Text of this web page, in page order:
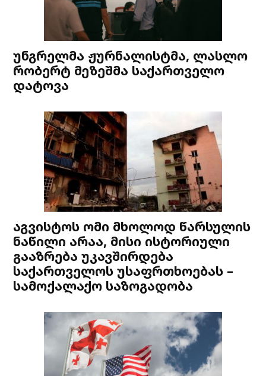
უნგრელმა ჟურნალისტმა, ლასლო
რობერტ მეზეშმა საქართველო
დატოვა
აგვისტოს ომი მხოლოდ წარსულის
ნაწილი არაა, მისი ისტორიული
გააზრება უკავშირდება
საქართველოს უსაფრთხოებას –
სამოქალაქო საზოგადობა